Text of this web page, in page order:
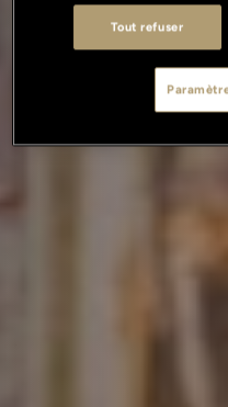
Tout refuser